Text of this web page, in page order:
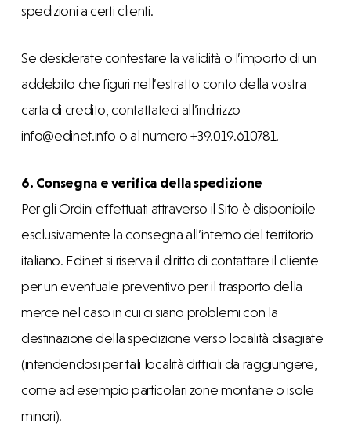
spedizioni a certi clienti.
Se desiderate contestare la validità o l’importo di un
addebito che figuri nell’estratto conto della vostra
carta di credito, contattateci all’indirizzo
info@edinet.info o al numero +39.019.610781.
6. Consegna e verifica della spedizione
Per gli Ordini effettuati attraverso il Sito è disponibile
esclusivamente la consegna all’interno del territorio
italiano. Edinet si riserva il diritto di contattare il cliente
per un eventuale preventivo per il trasporto della
merce nel caso in cui ci siano problemi con la
destinazione della spedizione verso località disagiate
(intendendosi per tali località difficili da raggiungere,
come ad esempio particolari zone montane o isole
minori).